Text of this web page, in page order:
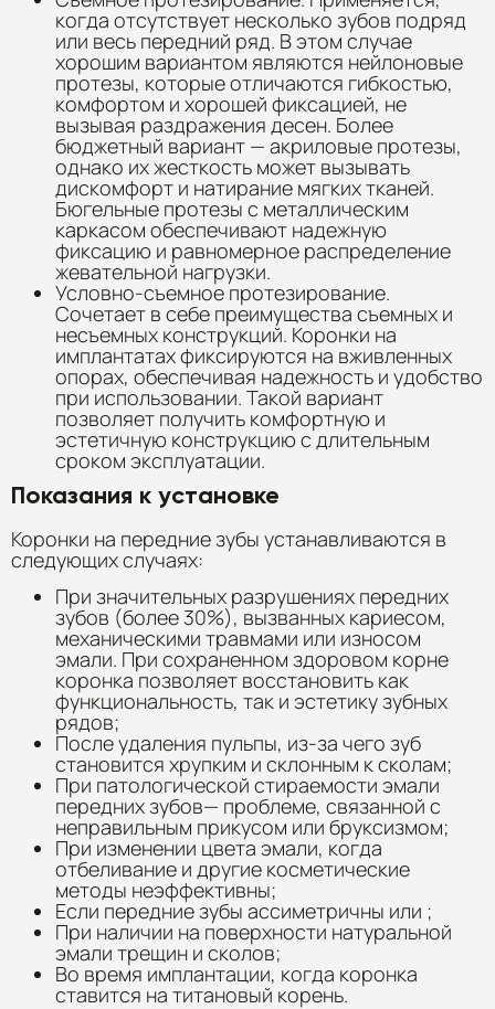
когда отсутствует несколько зубов подряд
или весь передний ряд. В этом случае
хорошим вариантом являются нейлоновые
протезы, которые отличаются гибкостью,
комфортом и хорошей фиксацией, не
вызывая раздражения десен. Более
бюджетный вариант — акриловые протезы,
однако их жесткость может вызывать
дискомфорт и натирание мягких тканей.
Бюгельные протезы с металлическим
каркасом обеспечивают надежную
фиксацию и равномерное распределение
жевательной нагрузки.
Условно-съемное протезирование.
Сочетает в себе преимущества съемных и
несъемных конструкций. Коронки на
имплантатах фиксируются на вживленных
опорах, обеспечивая надежность и удобство
при использовании. Такой вариант
позволяет получить комфортную и
эстетичную конструкцию с длительным
сроком эксплуатации.
Показания к установке
Коронки на передние зубы устанавливаются в
следующих случаях:
При значительных разрушениях передних
зубов (более 30%), вызванных кариесом,
механическими травмами или износом
эмали. При сохраненном здоровом корне
коронка позволяет восстановить как
функциональность, так и эстетику зубных
рядов;
После удаления пульпы, из-за чего зуб
становится хрупким и склонным к сколам;
При патологической стираемости эмали
передних зубов— проблеме, связанной с
неправильным прикусом или бруксизмом;
При изменении цвета эмали, когда
отбеливание и другие косметические
методы неэффективны;
Если передние зубы ассиметричны или ;
При наличии на поверхности натуральной
эмали трещин и сколов;
Во время имплантации, когда коронка
ставится на титановый корень.